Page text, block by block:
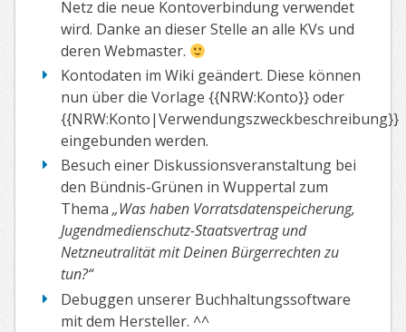
Netz die neue Kontoverbindung verwendet
wird. Danke an dieser Stelle an alle KVs und
deren Webmaster.
Kontodaten im Wiki geändert. Diese können
nun über die Vorlage {{NRW:Konto}} oder
{{NRW:Konto|Verwendungszweckbeschreibung}}
eingebunden werden.
Besuch einer Diskussionsveranstaltung bei
den Bündnis-Grünen in Wuppertal zum
Thema„Was haben Vorratsdatenspeicherung,
Jugendmedienschutz-Staatsvertrag und
Netzneutralität mit Deinen Bürgerrechten zu
tun?“
Debuggen unserer Buchhaltungssoftware
mit dem Hersteller. ^^